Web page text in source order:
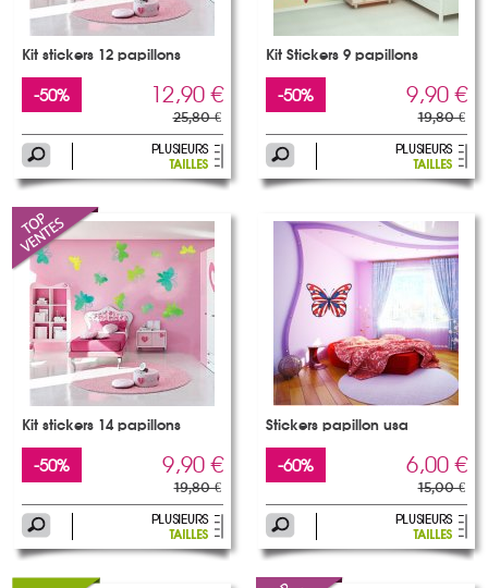
Kit stickers 12 papillons
-50% 12,90 €
25,80 €
Kit Stickers 9 papillons
-50% 9,90 €
19,80 €
Kit stickers 14 papillons
-50% 9,90 €
19,80 €
Stickers papillon usa
-60% 6,00 €
15,00 €